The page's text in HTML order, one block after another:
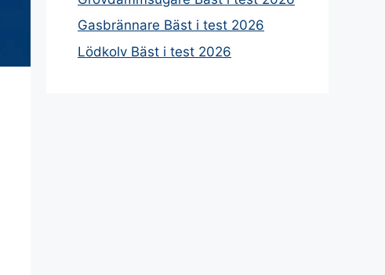
Gasbrännare Bäst i test 2026
Lödkolv Bäst i test 2026